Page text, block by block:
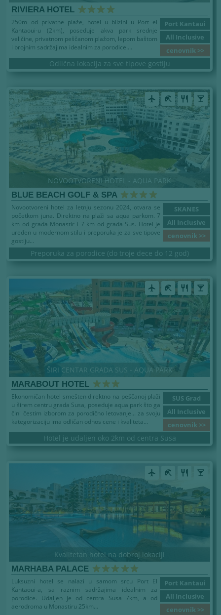
RIVIERA HOTEL
Port Kantaui
All Inclusive
cenovnik >>
250m od privatne plaže, hotel u blizini u Port el
Kantaoui-u (2km), poseduje akva park srednje
veličine, privatnom peščanom plažom, lepom baštom
i brojnim sadržajima idealnim za porodice....
Odlična lokacija za sve tipove gostiju
airplanemode_active beach_access restaurant local_bar
NOVOOTVORENI HOTEL - AQUA PARK
BLUE BEACH GOLF & SPA
SKANES
All Inclusive
cenovnik >>
Novootvoreni hotel za letnju sezonu 2024, otvara se
početkom juna. Direktno na plaži sa aqua parkom. 7
km od grada Monastir i 7 km od grada Sus. Hotel je
uređen u modernom stilu i preporuka je za sve tipove
gostiju...
Preporuka za porodice (do troje dece do 12 god)
airplanemode_active beach_access restaurant local_bar
ŠIRI CENTAR GRADA SUS - AQUA PARK
MARABOUT HOTEL
SUS Grad
All Inclusive
cenovnik >>
Ekonomičan hotel smešten direktno na peščanoj plaži
u širem centru grada Susa, poseduje aqua park što ga
čini čestim izborom za porodično letovanje... za svoju
kategorizaciju ima odličan odnos cene i kvaliteta...
Hotel je udaljen oko 2km od centra Susa
airplanemode_active beach_access restaurant local_bar
Kvalitetan hotel na dobroj lokaciji
MARHABA PALACE
Port Kantaui
All Inclusive
cenovnik >>
Luksuzni hotel se nalazi u samom srcu Port El
Kantaoui-a, sa raznim sadržajima idealnim za
porodice. Udaljen je od centra Susa 7km, a od
aerodroma u Monastiru 25km...